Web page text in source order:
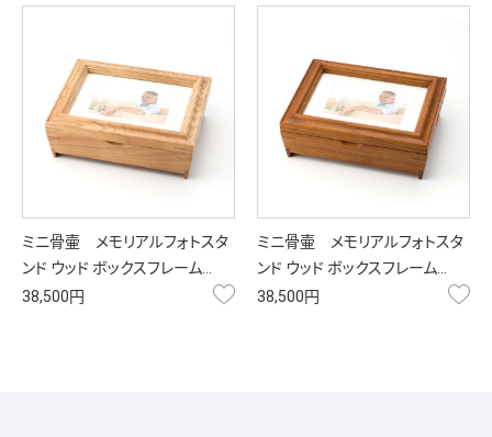
ミニ骨壷 メモリアルフォトスタ
ンド ウッド ボックスフレーム…
38,500円
お気に入り
ミニ骨壷 メモリアルフォトスタ
ンド ウッド ボックスフレーム…
38,500円